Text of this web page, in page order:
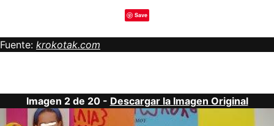
Save
Fuente: krokotak.com
Imagen 2 de 20 - Descargar la Imagen Original